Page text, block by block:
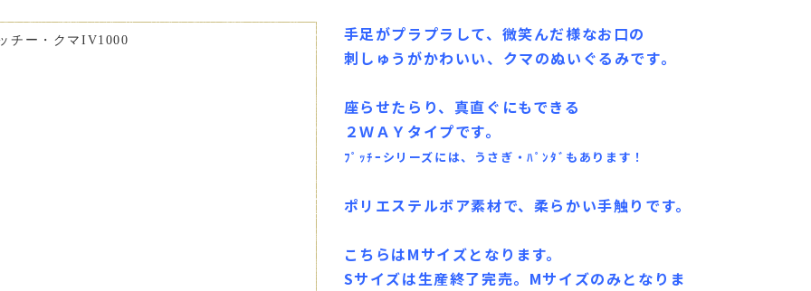
手足がプラプラして、微笑んだ様なお口の
刺しゅうがかわいい、クマのぬいぐるみです。
座らせたらり、真直ぐにもできる
２ＷＡＹタイプです。
ﾌﾟｯﾁｰシリーズには、うさぎ・ﾊﾟﾝﾀﾞもあります！
ポリエステルボア素材で、 柔らかい手触りです。
こちらはMサイズとなります。
Sサイズは生産終了完売。Mサイズのみとなりま